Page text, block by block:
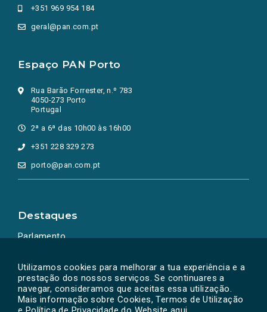
Utilizamos cookies para melhorar a tua experiência e a
prestação dos nossos serviços. Se continuares a
navegar, consideramos que aceitas essa utilização.
Mais informação sobre Cookies, Termos de Utilização
+351 969 954 184
geral@pan.com.pt
Espaço PAN Porto
Rua Barão Forrester, n.º 783
4050-273 Porto
Portugal
2ª a 6ª das 10h00 às 16h00
+351 228 329 273
porto@pan.com.pt
Destaques
Parlamento